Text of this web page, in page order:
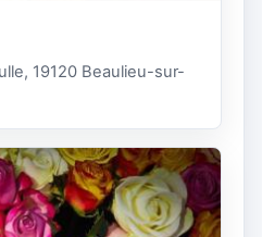
19120 Beaulieu-sur-